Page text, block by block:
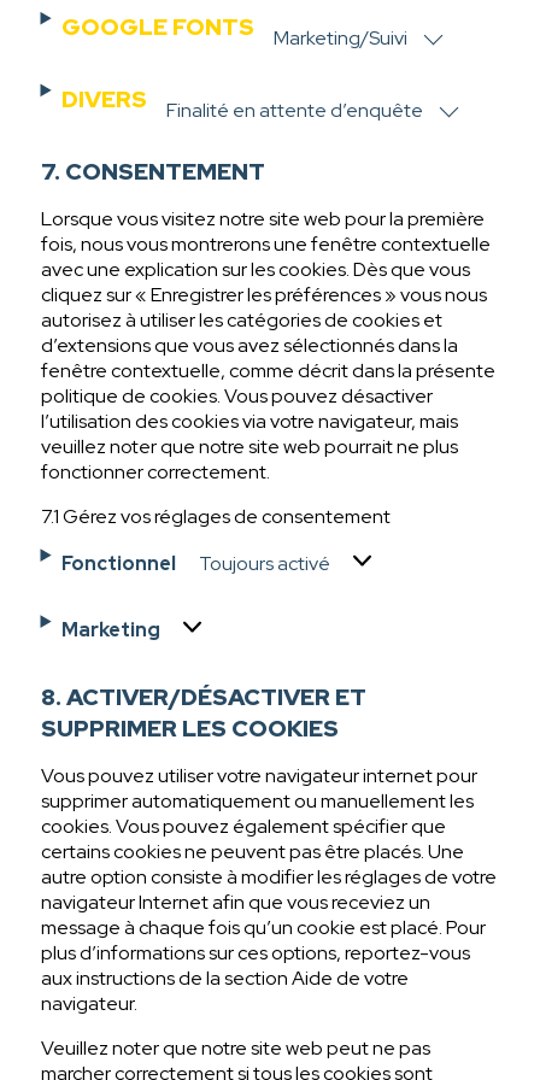
service
wordpress
GOOGLE FONTS Marketing/Suivi
Consent
google-
DIVERS Finalité en attente d’enquête
Consent
7. CONSENTEMENT
Lorsque vous visitez notre site web pour la première
fois, nous vous montrerons une fenêtre contextuelle
avec une explication sur les cookies. Dès que vous
cliquez sur « Enregistrer les préférences » vous nous
autorisez à utiliser les catégories de cookies et
d’extensions que vous avez sélectionnés dans la
fenêtre contextuelle, comme décrit dans la présente
politique de cookies. Vous pouvez désactiver
l’utilisation des cookies via votre navigateur, mais
veuillez noter que notre site web pourrait ne plus
fonctionner correctement.
7.1 Gérez vos réglages de consentement
Fonctionnel
Toujours activé
Marketing
8. ACTIVER/DÉSACTIVER ET
SUPPRIMER LES COOKIES
Vous pouvez utiliser votre navigateur internet pour
supprimer automatiquement ou manuellement les
cookies. Vous pouvez également spécifier que
certains cookies ne peuvent pas être placés. Une
autre option consiste à modifier les réglages de votre
navigateur Internet afin que vous receviez un
message à chaque fois qu’un cookie est placé. Pour
plus d’informations sur ces options, reportez-vous
aux instructions de la section Aide de votre
navigateur.
Veuillez noter que notre site web peut ne pas
marcher correctement si tous les cookies sont